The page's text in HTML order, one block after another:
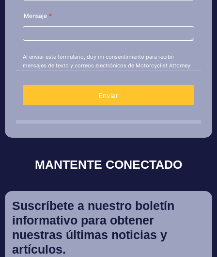
MANTENTE CONECTADO
Suscríbete a nuestro boletín
informativo para obtener
nuestras últimas noticias y
artículos.